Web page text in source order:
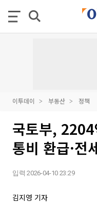
이투데이 부동산 정책
국토부,
통비 환급·전
입력 2026-04-10 23:29
김지영 기자